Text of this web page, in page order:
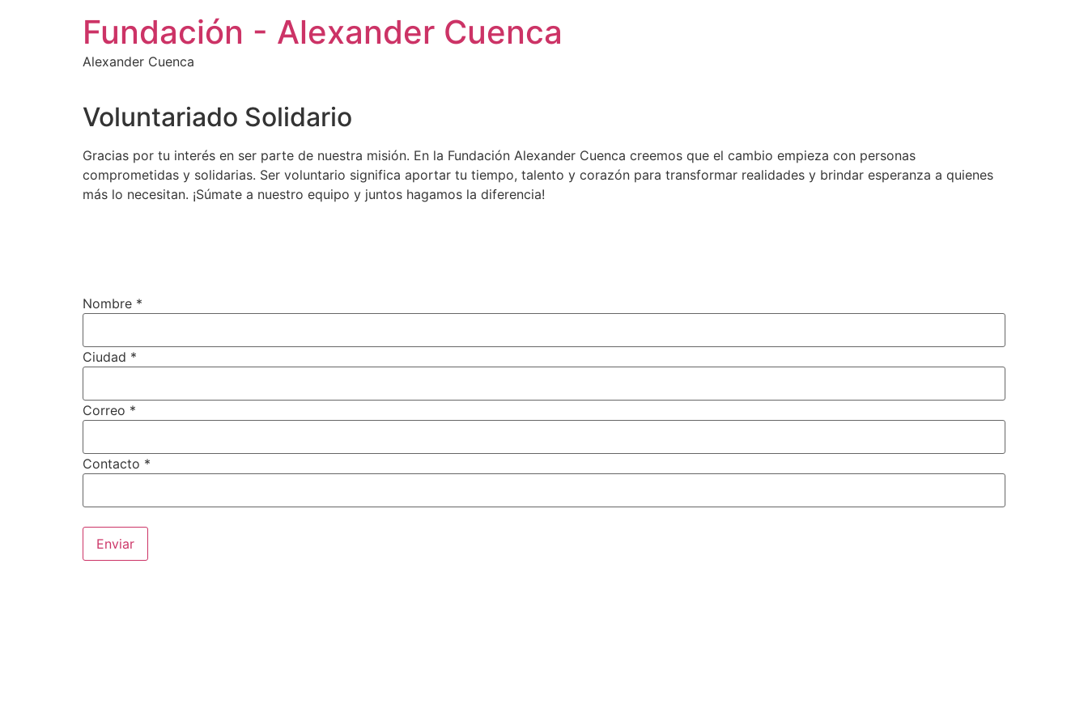
Fundación - Alexander Cuenca
Alexander Cuenca
Voluntariado Solidario
Gracias por tu interés en ser parte de nuestra misión. En la Fundación Alexander Cuenca creemos que el cambio empieza con personas
comprometidas y solidarias. Ser voluntario significa aportar tu tiempo, talento y corazón para transformar realidades y brindar esperanza a quienes
más lo necesitan. ¡Súmate a nuestro equipo y juntos hagamos la diferencia!
Nombre *
Ciudad *
Correo *
Contacto *
Enviar